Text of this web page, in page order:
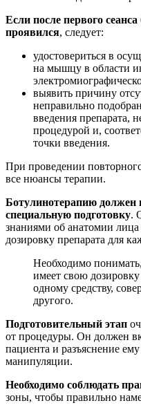
Если после первого
проявился, следует:
удостовериться в
на мышцу в области
выявить причину
неправильно
введения препарата,
процедурой и,
точки введения.
При проведении
все нюансы терапии.
Ботулинотерапию
специальную подготовку.
знаниями об анатомии лица
дозировку препарата для
Необходимо
имеет свою
одному средству,
другого.
Подготовительный этап
от процедуры. Он должен
пациента и разъяснение
манипуляции.
Необходимо соблюдать
зоны, чтобы правильно